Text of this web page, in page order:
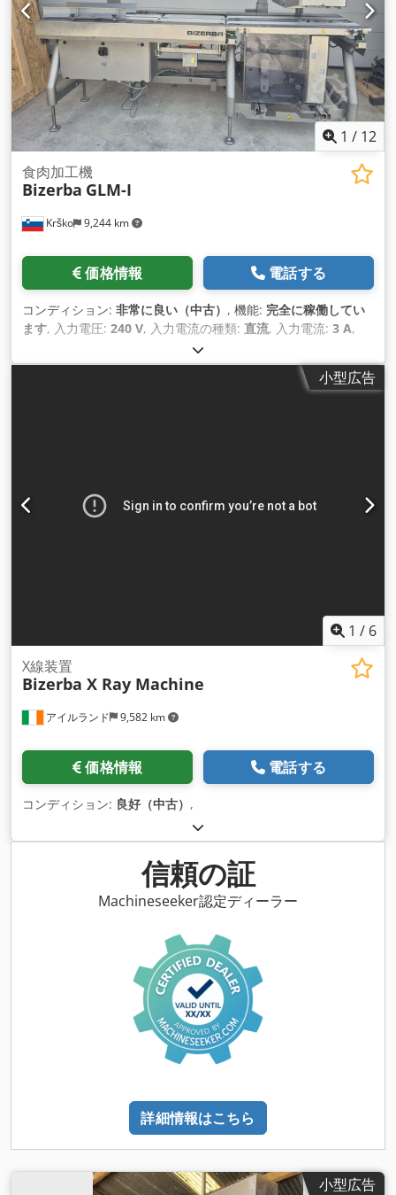
1 / 12
Krško 9,244 km
食肉加工機
Bizerba GLM-I
価格情報 電話する
コンディション: 非常に良い（中古） , 機能: 完全に稼働してい
ます, 入力電圧: 240 V, 入力電流の種類: 直流, 入力電流: 3 A,
小型広告
1 / 6
アイルランド 9,582 km
X線装置
Bizerba X Ray Machine
価格情報 電話する
コンディション: 良好（中古） ,
信頼の証
Machineseeker認定ディーラー
詳細情報はこちら
小型広告